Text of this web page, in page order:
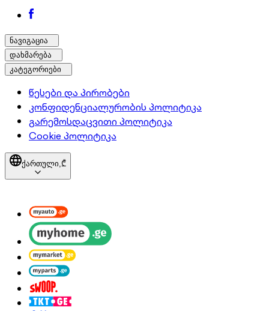
ნავიგაცია
დახმარება
კატეგორიები
წესები და პირობები
კონფიდენციალურობის პოლიტიკა
გარემოსდაცვითი პოლიტიკა
Cookie პოლიტიკა
ქართული,₾